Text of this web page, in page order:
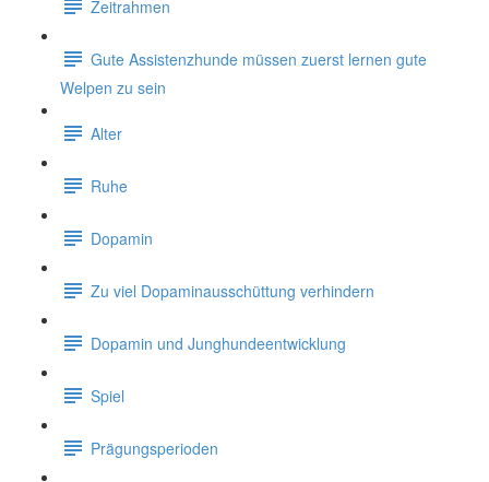
Zeitrahmen
Gute Assistenzhunde müssen zuerst lernen gute
Welpen zu sein
Alter
Ruhe
Dopamin
Zu viel Dopaminausschüttung verhindern
Dopamin und Junghundeentwicklung
Spiel
Prägungsperioden